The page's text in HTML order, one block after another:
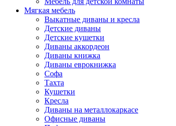
Мягкая мебель
Выкатные диваны и кресла
Детские диваны
Детские кушетки
Диваны аккордеон
Диваны книжка
Диваны еврокнижка
Софа
Тахта
Кушетки
Кресла
Диваны на металлокаркасе
Офисные диваны